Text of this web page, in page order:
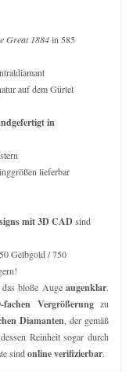
Great 1884in 585
auf dem Gürtel
in
lieferbar
mit 3D CADsind
Gelbgold / 750
das bloße Augeaugenklar.
fachen Vergrößerungzu
Diamanten , der gemäß
Reinheit sogar durch
sindonline verifizierbar.